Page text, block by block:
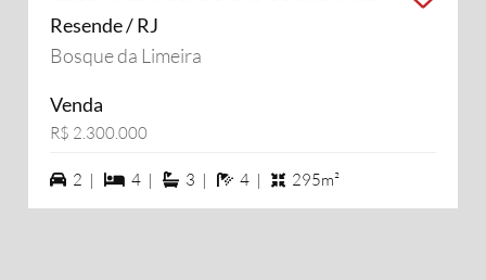
Resende / RJ
Bosque da Limeira
Venda
R$ 2.300.000
2 vagas na garagem
2 | 4 dormiórios
4 | 3 suítes
3 | 4 banheiros
4 | 295m²